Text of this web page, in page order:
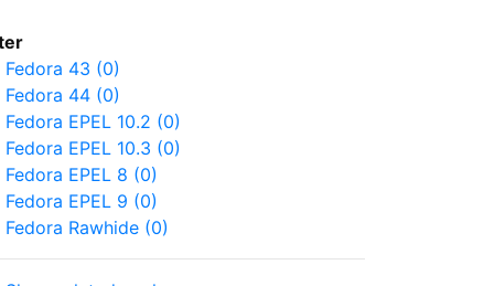
Fedora 43 (0)
Fedora 44 (0)
Fedora EPEL 10.2 (0)
Fedora EPEL 10.3 (0)
Fedora EPEL 8 (0)
Fedora EPEL 9 (0)
Fedora Rawhide (0)